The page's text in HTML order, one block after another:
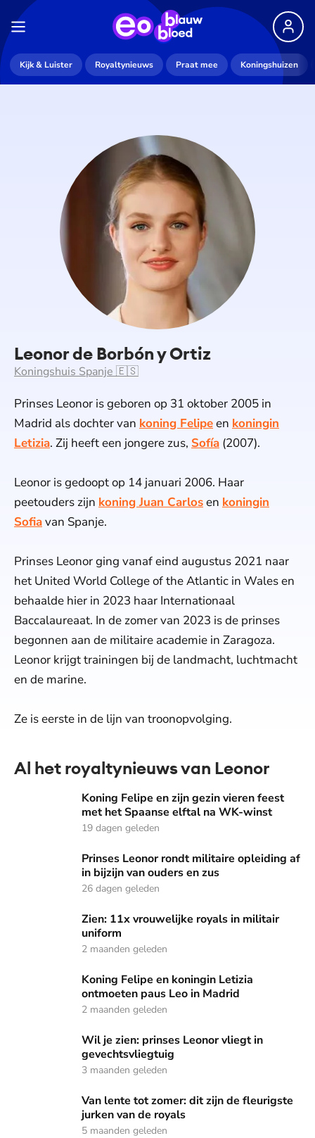
Kijk & Luister Royaltynieuws Praat mee Koningshuizen
Leonor de Borbón y Ortiz
Koningshuis Spanje 🇪🇸
Prinses Leonor is geboren op 31 oktober 2005 in
Madrid als dochter van koning Felipeen koningin
Letizia. Zij heeft een jongere zus, Sofía (2007).
Leonor is gedoopt op 14 januari 2006. Haar
peetouders zijn koning Juan Carlosen koningin
Sofiavan Spanje.
Prinses Leonor ging vanaf eind augustus 2021 naar
het United World College of the Atlantic in Wales en
behaalde hier in 2023 haar Internationaal
Baccalaureaat. In de zomer van 2023 is de prinses
begonnen aan de militaire academie in Zaragoza.
Leonor krijgt trainingen bij de landmacht, luchtmacht
en de marine.
Ze is eerste in de lijn van troonopvolging.
Al het royaltynieuws van Leonor
Koning Felipe en zijn gezin vieren feest met het Spaanse
Koning Felipe en zijn gezin vieren feest
met het Spaanse elftal na WK-winst
19 dagen geleden
Prinses Leonor rondt militaire opleiding af in bijzijn van
Prinses Leonor rondt militaire opleiding af
in bijzijn van ouders en zus
26 dagen geleden
Zien: 11x vrouwelijke royals in militair uniform
Zien: 11x vrouwelijke royals in militair
uniform
2 maanden geleden
Koning Felipe en koningin Letizia ontmoeten paus Leo in
Koning Felipe en koningin Letizia
ontmoeten paus Leo in Madrid
2 maanden geleden
Wil je zien: prinses Leonor vliegt in gevechtsvliegtuig
Wil je zien: prinses Leonor vliegt in
gevechtsvliegtuig
3 maanden geleden
Van lente tot zomer: dit zijn de fleurigste jurken van de
Van lente tot zomer: dit zijn de fleurigste
jurken van de royals
5 maanden geleden